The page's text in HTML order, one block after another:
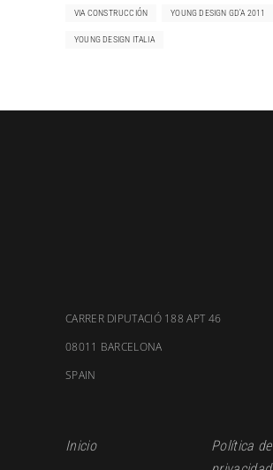
VIA CONSTRUCCIÓN YOUNG DESIGN GD'A 2011
YOUNG DESIGN ITALIA
CARRER DIPUTACIÓ 188 APT 46
08011 BARCELONA
SPAIN
Inicio
Política de